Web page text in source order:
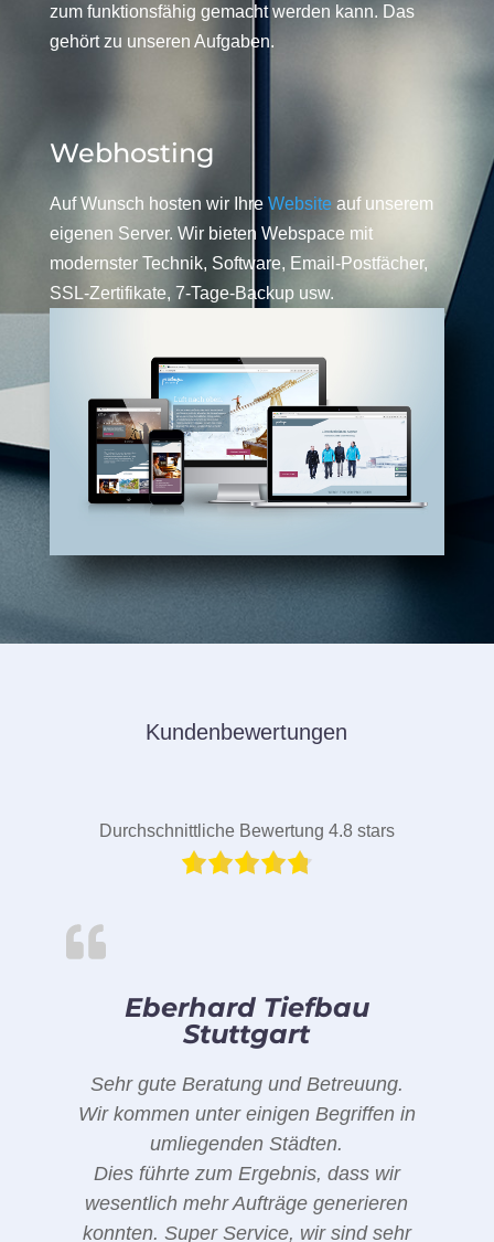
zum funktionsfähig gemacht werden kann. Das
gehört zu unseren Aufgaben.
Webhosting
Auf Wunsch hosten wir Ihre Website auf unserem
eigenen Server. Wir bieten Webspace mit
modernster Technik, Software, Email-Postfächer,
SSL-Zertifikate, 7-Tage-Backup usw.
Kundenbewertungen
Durchschnittliche Bewertung 4.8 stars
Eberhard Tiefbau
Stuttgart
Sehr gute Beratung und Betreuung.
Wir kommen unter einigen Begriffen in
umliegenden Städten.
Dies führte zum Ergebnis, dass wir
wesentlich mehr Aufträge generieren
konnten. Super Service, wir sind sehr